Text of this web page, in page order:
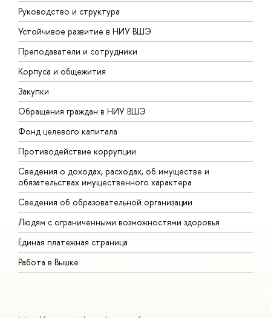
Руководство и структура
Устойчивое развитие в НИУ ВШЭ
Преподаватели и сотрудники
Корпуса и общежития
Закупки
Обращения граждан в НИУ ВШЭ
Фонд целевого капитала
Противодействие коррупции
Сведения о доходах, расходах, об имуществе и
обязательствах имущественного характера
Сведения об образовательной организации
Людям с ограниченными возможностями здоровья
Единая платежная страница
Работа в Вышке